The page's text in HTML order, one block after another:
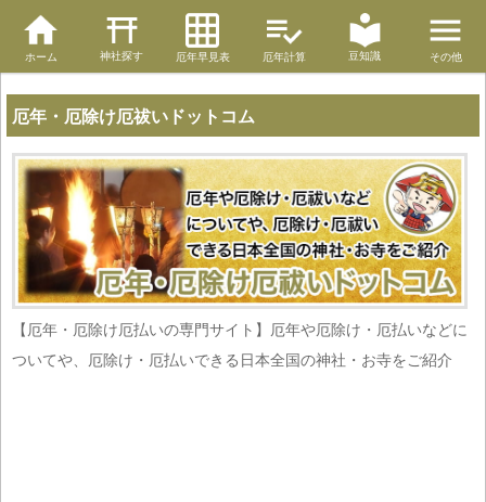
ホーム 神社探す 厄年早見表 厄年計算 豆知識 その他
厄年・厄除け厄祓いドットコム
【厄年・厄除け厄払いの専門サイト】厄年や厄除け・厄払いなどに
ついてや、厄除け・厄払いできる日本全国の神社・お寺をご紹介